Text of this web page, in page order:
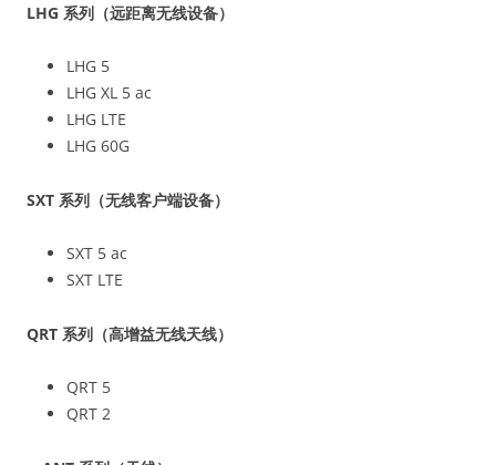
LHG 系列（远距离无线设备）
LHG 5
LHG XL 5 ac
LHG LTE
LHG 60G
SXT 系列（无线客户端设备）
SXT 5 ac
SXT LTE
QRT 系列（高增益无线天线）
QRT 5
QRT 2